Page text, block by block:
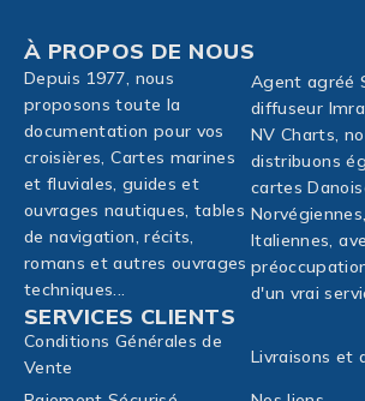
À PROPOS DE NOUS
Depuis 1977, nous
proposons toute la
documentation pour vos
croisières, Cartes marines
et fluviales, guides et
ouvrages nautiques, tables
de navigation, récits,
romans et autres ouvrages
techniques...
Agent agréé
diffuseur
NV Charts,
distribuons
cartes
Italiennes,
d'un vrai
SERVICES CLIENTS
Conditions Générales de
Vente
Livraisons et